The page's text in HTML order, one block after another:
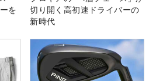
を
切り開く高初速ドライバーの
新時代